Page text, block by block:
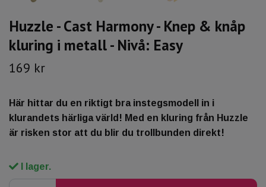
Huzzle - Cast Harmony - Knep & knåp
kluring i metall - Nivå: Easy
169 kr
Här hittar du en riktigt bra instegsmodell in i
klurandets härliga värld! Med en kluring från Huzzle
är risken stor att du blir du trollbunden direkt!
I lager.